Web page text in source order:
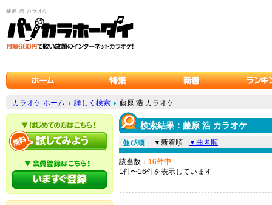
藤原 浩 カラオケ
カラオケ ホーム 詳しく検索 藤原 浩 カラオケ
検索結果：藤原 浩 カラオケ
▼新着順 ▼曲名順
該当数： 16件中
1件〜16件を表示しています